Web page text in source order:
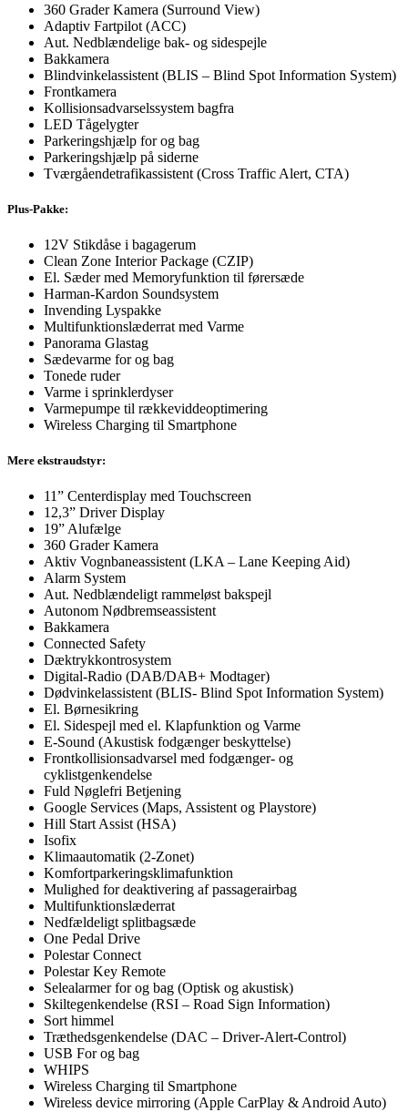
360 Grader Kamera (Surround View)
Adaptiv Fartpilot (ACC)
Aut. Nedblændelige bak- og sidespejle
Bakkamera
Blindvinkelassistent (BLIS – Blind Spot Information System)
Frontkamera
Kollisionsadvarselssystem bagfra
LED Tågelygter
Parkeringshjælp for og bag
Parkeringshjælp på siderne
Tværgåendetrafikassistent (Cross Traffic Alert, CTA)
Plus-Pakke:
12V Stikdåse i bagagerum
Clean Zone Interior Package (CZIP)
El. Sæder med Memoryfunktion til førersæde
Harman-Kardon Soundsystem
Invending Lyspakke
Multifunktionslæderrat med Varme
Panorama Glastag
Sædevarme for og bag
Tonede ruder
Varme i sprinklerdyser
Varmepumpe til rækkeviddeoptimering
Wireless Charging til Smartphone
Mere ekstraudstyr:
11” Centerdisplay med Touchscreen
12,3” Driver Display
19” Alufælge
360 Grader Kamera
Aktiv Vognbaneassistent (LKA – Lane Keeping Aid)
Alarm System
Aut. Nedblændeligt rammeløst bakspejl
Autonom Nødbremseassistent
Bakkamera
Connected Safety
Dæktrykkontrosystem
Digital-Radio (DAB/DAB+ Modtager)
Dødvinkelassistent (BLIS- Blind Spot Information System)
El. Børnesikring
El. Sidespejl med el. Klapfunktion og Varme
E-Sound (Akustisk fodgænger beskyttelse)
Frontkollisionsadvarsel med fodgænger- og
cyklistgenkendelse
Fuld Nøglefri Betjening
Google Services (Maps, Assistent og Playstore)
Hill Start Assist (HSA)
Isofix
Klimaautomatik (2-Zonet)
Komfortparkeringsklimafunktion
Mulighed for deaktivering af passagerairbag
Multifunktionslæderrat
Nedfældeligt splitbagsæde
One Pedal Drive
Polestar Connect
Polestar Key Remote
Selealarmer for og bag (Optisk og akustisk)
Skiltegenkendelse (RSI – Road Sign Information)
Sort himmel
Træthedsgenkendelse (DAC – Driver-Alert-Control)
USB For og bag
WHIPS
Wireless Charging til Smartphone
Wireless device mirroring (Apple CarPlay & Android Auto)